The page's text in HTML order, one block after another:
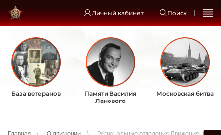
Личный кабинет Поиск
База ветеранов
Памяти Василия
Ланового
Московская битва
Главная О движении Региональные отделения Движения